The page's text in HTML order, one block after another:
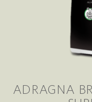
ADRAGNA